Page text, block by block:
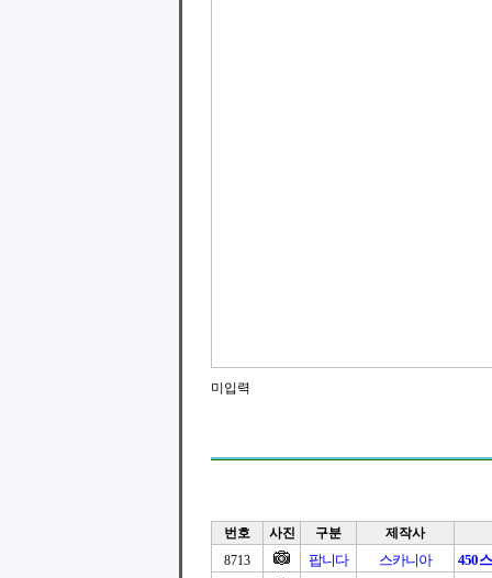
미입력
번호 사진 구분
제작사
8713
팝니다 스카니아 450